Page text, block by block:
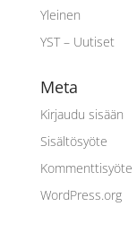
Yleinen
YST – Uutiset
Meta
Kirjaudu sisään
Sisältösyöte
Kommenttisyöte
WordPress.org